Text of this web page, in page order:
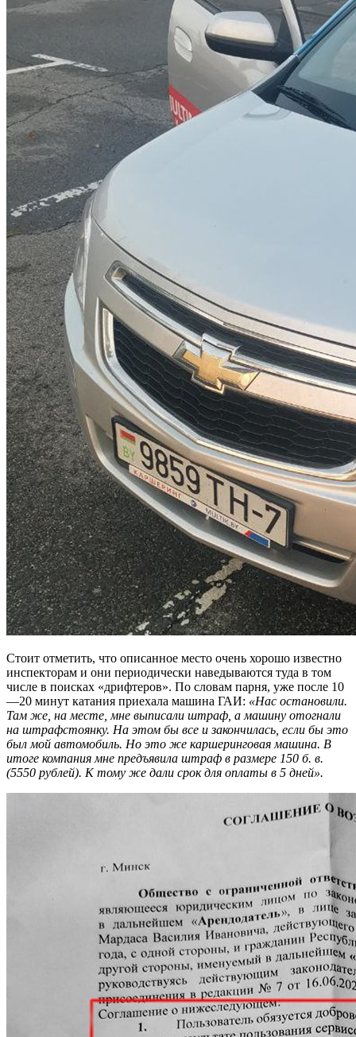
Стоит отметить, что описанное место очень хорошо известно
инспекторам и они периодически наведываются туда в том
числе в поисках «дрифтеров». По словам парня, уже после 10
—20 минут катания приехала машина ГАИ: «Нас остановили.
Там же, на месте, мне выписали штраф, а машину отогнали
на штрафстоянку. На этом бы все и закончилась, если бы это
был мой автомобиль. Но это же каршеринговая машина. В
итоге компания мне предъявила штраф в размере 150 б. в.
(5550 рублей). К тому же дали срок для оплаты в 5 дней».